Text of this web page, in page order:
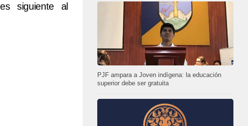
siguiente al
PJF ampara a Joven indígena: la educación
superior debe ser gratuita